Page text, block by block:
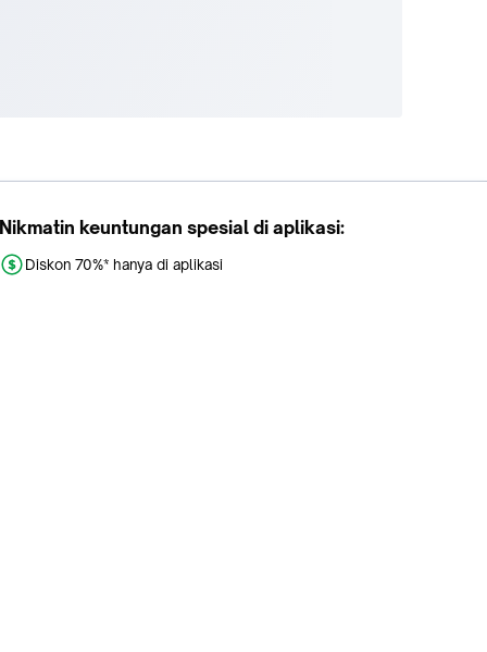
Nikmatin keuntungan spesial di aplikasi:
Diskon 70%* hanya di aplikasi